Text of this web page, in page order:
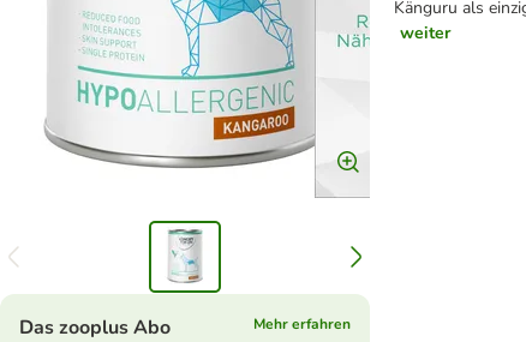
Känguru als
weiter
Das zooplus Abo
Mehr erfahren